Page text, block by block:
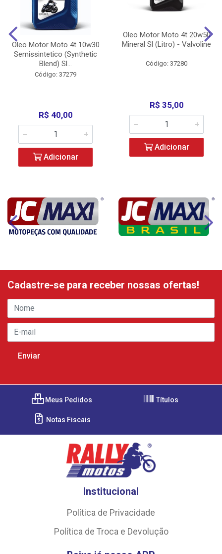
Oleo Motor Moto 4t 10w30
Semissintetico (Synthetic
Blend) Sl...
Código: 37279
R$ 40,00
Adicionar
Oleo Motor Moto 4t 20w50
Mineral Sl (Litro) - Valvoline
Código: 37280
R$ 35,00
Adicionar
Cadastre-se para receber nossas ofertas!
Meus Pedidos Títulos
Notas Fiscais
Institucional
Política de Privacidade
Política de Troca e Devolução